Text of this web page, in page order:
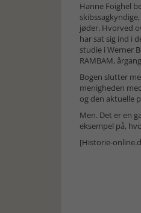
Hanne Foighel
jøder. Hvorved
har sat sig ind i
studie i Werner
RAMBAM,
Bogen slutter
menigheden
og den aktuelle
Men. Det er en
eksempel på,
[Historie-